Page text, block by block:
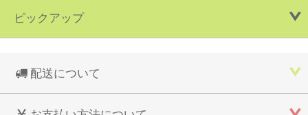
ピックアップ
配送について